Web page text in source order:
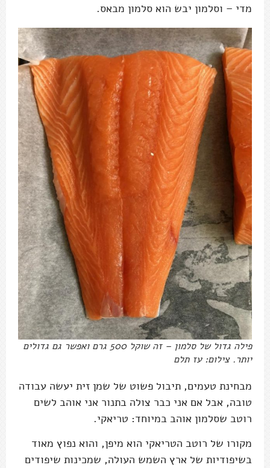
מדי – וסלמון יבש הוא סלמון מבאס.
פילה גדול של סלמון – זה שוקל 500 גרם ואפשר גם גדולים
יותר. צילום: עז תלם
מבחינת טעמים, תיבול פשוט של שמן זית יעשה עבודה
טובה, אבל אם אני כבר צולה בתנור אני אוהב לשים
רוטב שסלמון אוהב במיוחד: טריאקי.
מקורו של רוטב הטריאקי הוא מיפן, והוא נפוץ מאוד
בשיפודיות של ארץ השמש העולה, שמכינות שיפודים